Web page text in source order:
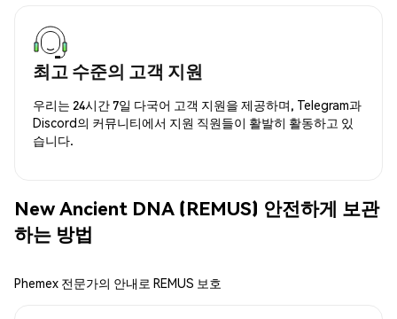
최고 수준의 고객 지원
우리는 24시간 7일 다국어 고객 지원을 제공하며, Telegram과
Discord의 커뮤니티에서 지원 직원들이 활발히 활동하고 있
습니다.
New Ancient DNA (REMUS) 안전하게 보관
하는 방법
Phemex 전문가의 안내로 REMUS 보호